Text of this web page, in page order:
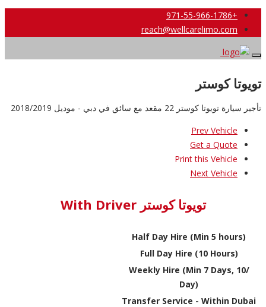
+971-55-966-1786
reach@wellcarelimo.com
تويوتا كوستر
تأجير سيارة تويوتا كوستر 22 مقعد مع سائق في دبي - موديل 2018/2019
Prev Vehicle
Get a Quote
Print this Vehicle
Next Vehicle
تويوتا كوستر With Driver
Half Day Hire (Min 5 hours)
Full Day Hire (10 Hours)
Weekly Hire (Min 7 Days, 10/
Day)
Transfer Service - Within Dubai